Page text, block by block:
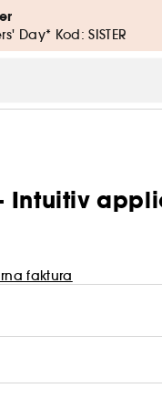
Day* Kod: SISTER
Intuitiv
faktura